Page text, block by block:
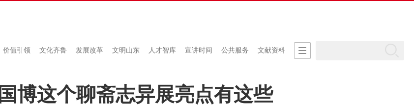
价值引领 文化齐鲁 发展改革 文明山东 人才智库 宣讲时间 公共服务 文献资料
博这个聊斋志异展亮点有这些